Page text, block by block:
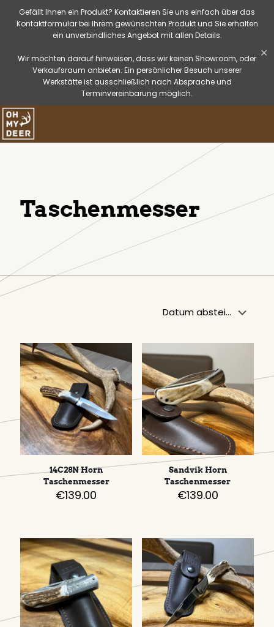
Gefällt Ihnen ein Produkt? Kontaktieren Sie uns einfach über das
Kontaktformular bei Ihrem gewünschten Produkt und Sie erhalten
ein unverbindliches Angebot mit allen Details.
Wir möchten darauf hinweisen, dass wir keinen Showroom, oder
Verkaufsraum anbieten. Ein persönlicher Besuch unserer
Werkstätte ist ausschließlich nach Absprache und
Terminvereinbarung möglich.
✕
Taschenmesser
14C28N Horn
Taschenmesser
€139.00
Sandvik Horn
Taschenmesser
€139.00